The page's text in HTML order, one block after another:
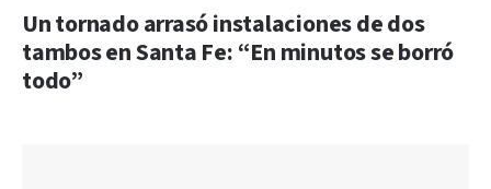
Un tornado arrasó instalaciones de dos
tambos en Santa Fe: “En minutos se borró
todo”